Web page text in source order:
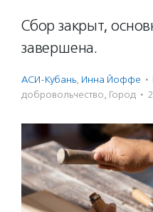
Сбор закрыт,
завершена.
АСИ-Кубань, Инна Йоффе ·
доброволь­чест­во, Город ·